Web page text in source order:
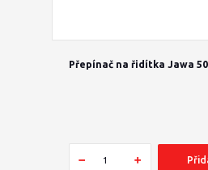
Přepínač na řidítka Jawa 50